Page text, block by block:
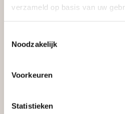
verzameld op basis van uw
Noodzakelijk
Voorkeuren
Statistieken